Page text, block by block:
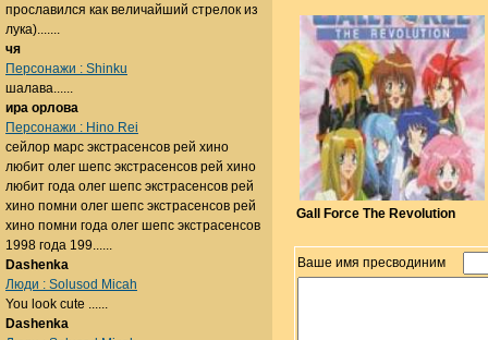
Gall Force The Revolution
Ваше имя пресводиним
прославился как величайший стрелок из
лука).......
чя
Персонажи : Shinku
шалава......
ира орлова
Персонажи : Hino Rei
сейлор марс экстрасенсов рей хино
любит олег шепс экстрасенсов рей хино
любит года олег шепс экстрасенсов рей
хино помни олег шепс экстрасенсов рей
хино помни года олег шепс экстрасенсов
1998 года 199......
Dashenka
Люди : Solusod Micah
You look cute ......
Dashenka